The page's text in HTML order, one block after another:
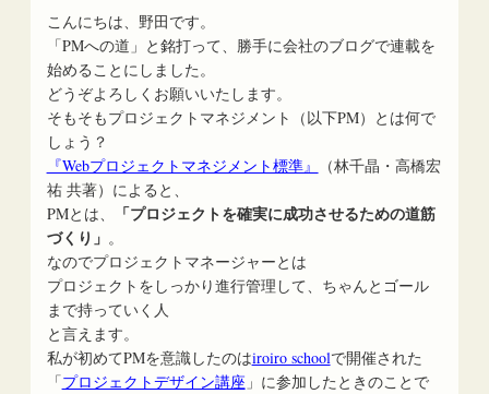
こんにちは、野田です。
「PMへの道」と銘打って、勝手に会社のブログで連載を
始めることにしました。
どうぞよろしくお願いいたします。
そもそもプロジェクトマネジメント（以下PM）とは何で
しょう？
『Webプロジェクトマネジメント標準』
（林千晶・高橋宏
祐 共著）によると、
PMとは、
「プロジェクトを確実に成功させるための道筋
づくり」 。
なのでプロジェクトマネージャーとは
プロジェクトをしっかり進行管理して、ちゃんとゴール
まで持っていく人
と言えます。
私が初めてPMを意識したのはiroiro schoolで開催された
「プロジェクトデザイン講座 」に参加したときのことで